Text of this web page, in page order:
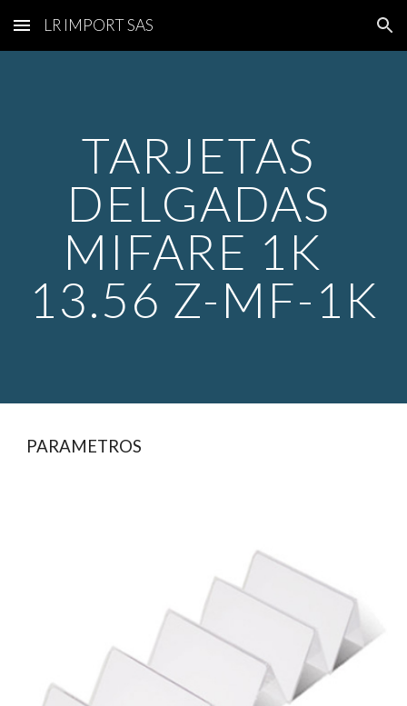
Skip to main content Skip to navigation
LR IMPORT SAS
TARJETAS
DELGADAS
MIFARE 1K
13.56 Z-MF-1K
PARAMETROS